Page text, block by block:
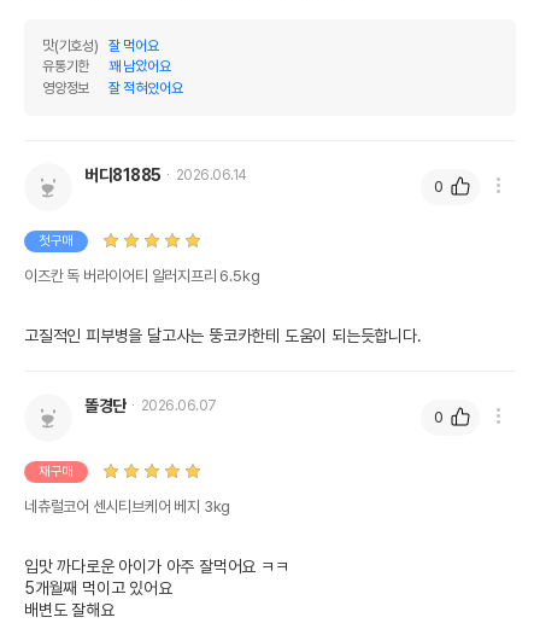
맛(기호성)
잘 먹어요
유통기한
꽤 남았어요
영양정보
잘 적혀있어요
버디81885 2026.06.14
첫구매
이즈칸 독 버라이어티 알러지프리 6.5kg
고질적인 피부병을 달고사는 뚱코카한테 도움이 되는듯합니다.
0
똘경단 2026.06.07
재구매
네츄럴코어 센시티브케어 베지 3kg
입맛 까다로운 아이가 아주 잘먹어요 ㅋㅋ
5개월째 먹이고 있어요
배변도 잘해요
0